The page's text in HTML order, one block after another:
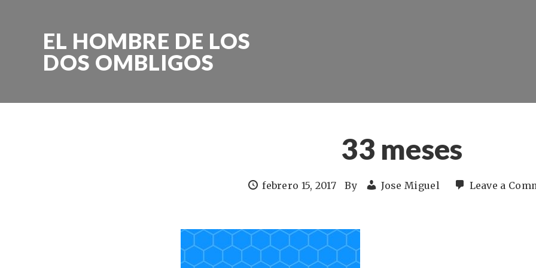
EL HOMBRE DE LOS
DOS OMBLIGOS
33 meses
febrero 15, 2017 By Jose Miguel Leave a